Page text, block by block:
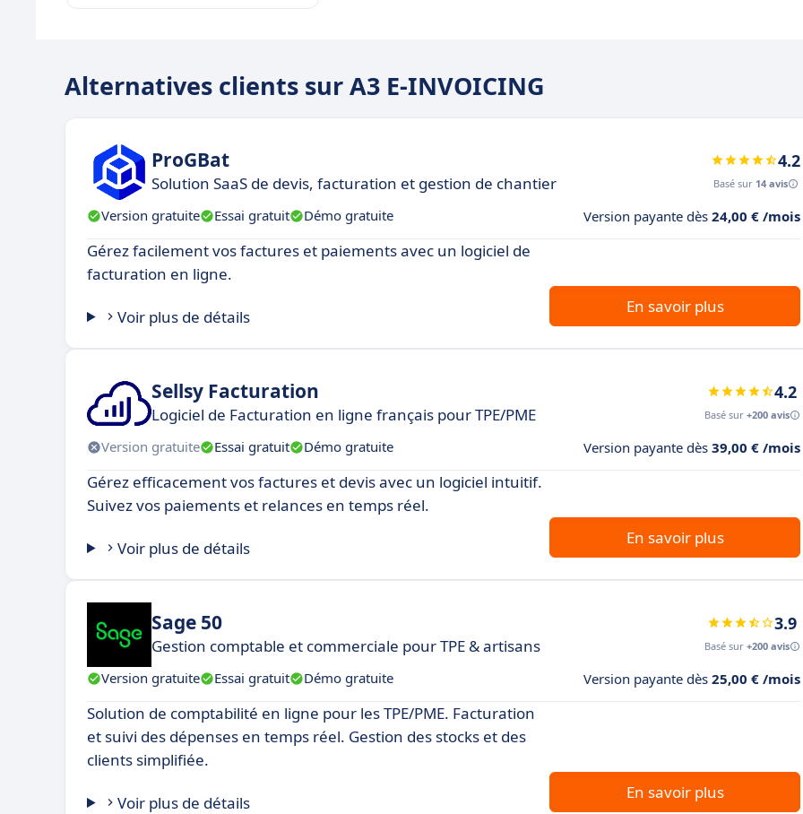
Alternatives clients sur A3 E-INVOICING
ProGBat
Solution SaaS de devis, facturation et gestion de chantier
4.2
Basé sur 14 avis
Version gratuite Essai gratuit Démo gratuite Version payante dès 24,00 € /mois
Gérez facilement vos factures et paiements avec un logiciel de
facturation en ligne.
Voir plus de détails
En savoir plus
Sellsy Facturation
Logiciel de Facturation en ligne français pour TPE/PME
4.2
Basé sur +200 avis
Version gratuite Essai gratuit Démo gratuite Version payante dès 39,00 € /mois
Gérez efficacement vos factures et devis avec un logiciel intuitif.
Suivez vos paiements et relances en temps réel.
Voir plus de détails
En savoir plus
Sage 50
Gestion comptable et commerciale pour TPE & artisans
3.9
Basé sur +200 avis
Version gratuite Essai gratuit Démo gratuite Version payante dès 25,00 € /mois
Solution de comptabilité en ligne pour les TPE/PME. Facturation
et suivi des dépenses en temps réel. Gestion des stocks et des
clients simplifiée.
Voir plus de détails
En savoir plus